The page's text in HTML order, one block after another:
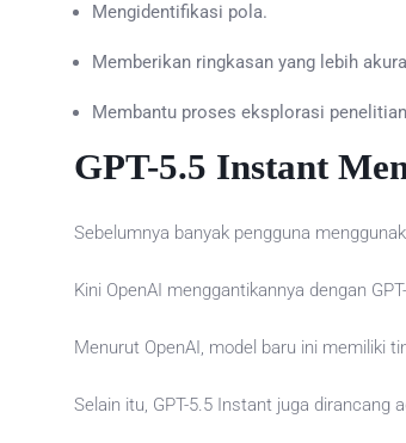
Mengidentifikasi pola.
Memberikan ringkasan yang lebih
Membantu proses eksplorasi
GPT-5.5 Instant
Sebelumnya banyak pengguna
Kini OpenAI menggantikannya dengan
Menurut OpenAI, model baru ini memiliki
Selain itu, GPT-5.5 Instant juga dirancang